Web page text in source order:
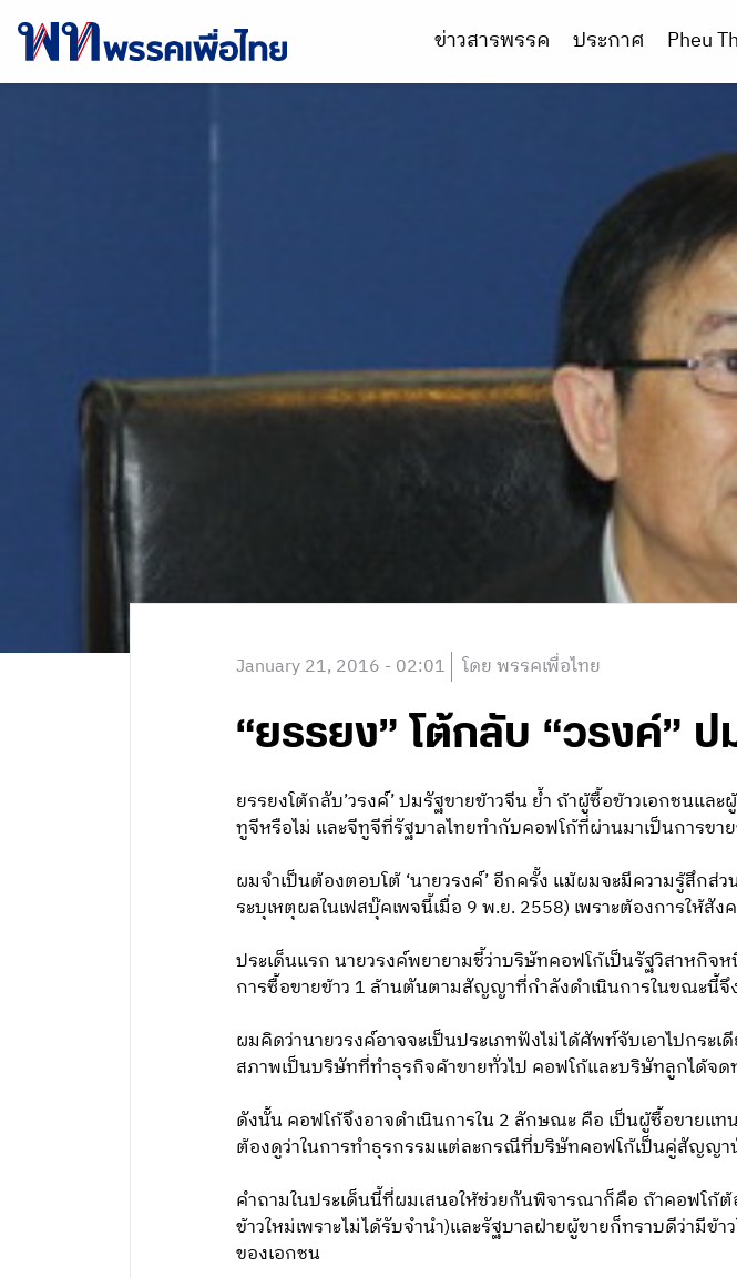
ข่าวสารพรรค ประกาศ Pheu
January 21, 2016 - 02:01 โดย พรรคเพื่อไทย
“ยรรยง” โต้กลับ “วรงค์”
ยรรยงโต้กลับ’วรงค์’ ปมรัฐขายข้าวจีน ยํ้า ถ้าผู้ซื้อข้าวเอกชนแล
ทูจีหรือไม่ และจีทูจีที่รัฐบาลไทยทำกับคอฟโก้ที่ผ่านมาเป็นการขา
ผมจำเป็นต้องตอบโต้ ‘นายวรงค์’ อีกครั้ง แม้ผมจะมีความรู้สึก
ระบุเหตุผลในเฟสบุ๊คเพจนี้เมื่อ 9 พ.ย. 2558) เพราะต้องการให้
ประเด็นแรก นายวรงค์พยายามชี้ว่าบริษัทคอฟโก้เป็นรัฐวิสาหกิ
การซื้อขายข้าว 1 ล้านตันตามสัญญาที่กำลังดำเนินการในขณะนี้
ผมคิดว่านายวรงค์อาจจะเป็นประเภทฟังไม่ได้ศัพท์จับเอาไปกระ
สภาพเป็นบริษัทที่ทำธุรกิจค้าขายทั่วไป คอฟโก้และบริษัทลูกได้จ
ดังนั้น คอฟโก้จึงอาจดำเนินการใน 2 ลักษณะ คือ เป็นผู้ซื้อขายแ
ต้องดูว่าในการทำธุรกรรมแต่ละกรณีที่บริษัทคอฟโก้เป็นคู่สัญญา
คำถามในประเด็นนี้ที่ผมเสนอให้ช่วยกันพิจารณาก็คือ ถ้าคอฟโก้ต้
ข้าวใหม่เพราะไม่ได้รับจำนำ)และรัฐบาลฝ่ายผู้ขายก็ทราบดีว่ามี
ของเอกชน